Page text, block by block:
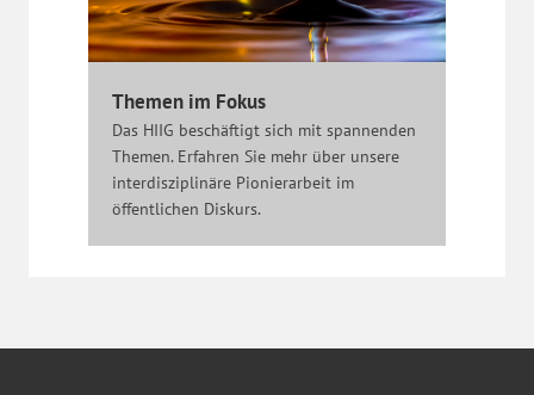
Themen im Fokus
Das HIIG beschäftigt sich mit spannenden
Themen. Erfahren Sie mehr über unsere
interdisziplinäre Pionierarbeit im
öffentlichen Diskurs.